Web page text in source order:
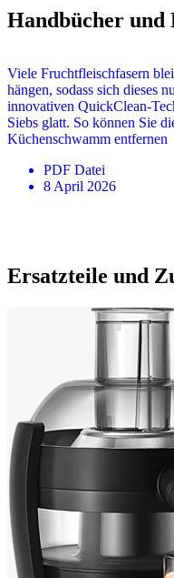
Handbücher und
Viele Fruchtfleischfasern
hängen, sodass sich dieses
innovativen QuickClean-
Siebs glatt. So können Sie
Küchenschwamm entfernen
PDF Datei
8 April 2026
Ersatzteile und